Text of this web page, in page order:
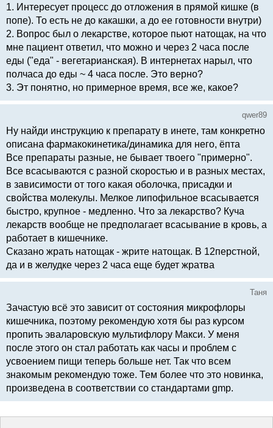
1. Интересует процесс до отложения в прямой кишке (в
попе). То есть не до какашки, а до ее готовности внутри)
2. Вопрос был о лекарстве, которое пьют натощак, на что
мне пациент ответил, что можно и через 2 часа после
еды ("еда" - вегетарианская). В интернетах нарыл, что
полчаса до еды ~ 4 часа после. Это верно?
3. Эт понятно, но примерное время, все же, какое?
qwer89
Ну найди инструкцию к препарату в инете, там конкретно
описана фармакокинетика/динамика для него, ёпта
Все препараты разные, не бывает твоего "примерно".
Все всасываются с разной скоростью и в разных местах,
в зависимости от того какая оболочка, присадки и
свойства молекулы. Мелкое липофильное всасывается
быстро, крупное - медленно. Что за лекарство? Куча
лекарств вообще не предполагает всасывание в кровь, а
работает в кишечнике.
Сказано жрать натощак - жрите натощак. В 12перстной,
да и в желудке через 2 часа еще будет жратва
Таня
Зачастую всё это зависит от состояния микрофлоры
кишечника, поэтому рекомендую хотя бы раз курсом
пропить эваларовскую мультифлору Макси. У меня
после этого он стал работать как часы и проблем с
усвоением пищи теперь больше нет. Так что всем
знакомым рекомендую тоже. Тем более что это новинка,
произведена в соответствии со стандартами gmp.